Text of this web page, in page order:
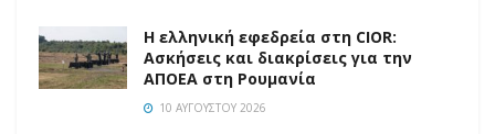
Η ελληνική εφεδρεία στη CIOR:
Ασκήσεις και διακρίσεις για την
ΑΠΟΕΑ στη Ρουμανία
10 ΑΥΓΟΎΣΤΟΥ 2026